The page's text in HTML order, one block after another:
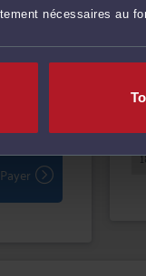
nécessaires au
Payer